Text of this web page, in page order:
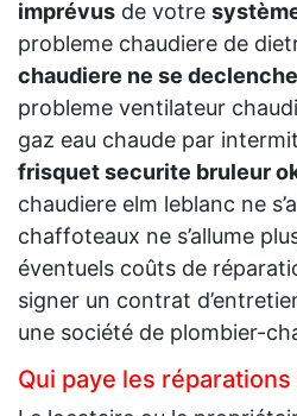
imprévus de votre
probleme chaudiere de
chaudiere ne se
probleme ventilateur
gaz eau chaude par
frisquet securite bruleur
chaudiere elm leblanc ne
chaffoteaux ne s’allume
éventuels coûts de
signer un contrat
une société de plombier-
Qui paye les